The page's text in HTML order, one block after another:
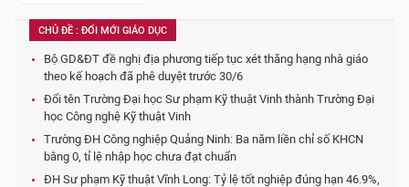
CHỦ ĐỀ : ĐỔI MỚI GIÁO DỤC
Bộ GD&ĐT đề nghị địa phương tiếp tục xét thăng hạng nhà giáo
theo kế hoạch đã phê duyệt trước 30/6
Đổi tên Trường Đại học Sư phạm Kỹ thuật Vinh thành Trường Đại
học Công nghệ Kỹ thuật Vinh
Trường ĐH Công nghiệp Quảng Ninh: Ba năm liền chỉ số KHCN
bằng 0, tỉ lệ nhập học chưa đạt chuẩn
ĐH Sư phạm Kỹ thuật Vĩnh Long: Tỷ lệ tốt nghiệp đúng hạn 46.9%,